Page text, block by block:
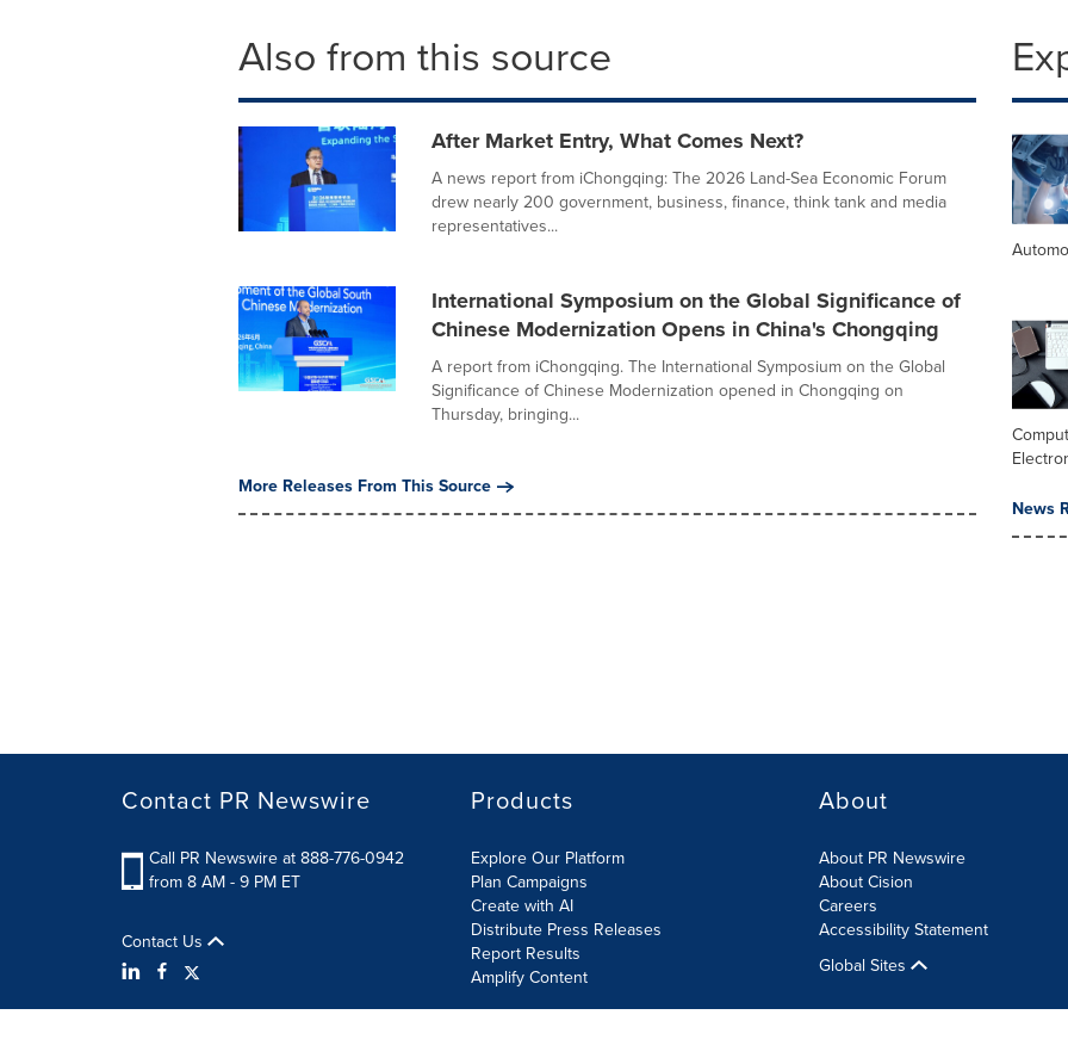
Also from this source
After Market Entry, What Comes Next?
A news report from iChongqing: The 2026 Land-Sea Economic Forum
drew nearly 200 government, business, finance, think tank and media
representatives...
International Symposium on the Global Significance of
Chinese Modernization Opens in China's Chongqing
A report from iChongqing. The International Symposium on the Global
Significance of Chinese Modernization opened in Chongqing on
Thursday, bringing...
More Releases From This Source
News
Contact PR Newswire
Call PR Newswire at 888-776-0942
from 8 AM - 9 PM ET
Contact Us
Products
Explore Our Platform
Plan Campaigns
Create with AI
Distribute Press Releases
Report Results
Amplify Content
About
About PR Newswire
About Cision
Careers
Accessibility Statement
Global Sites